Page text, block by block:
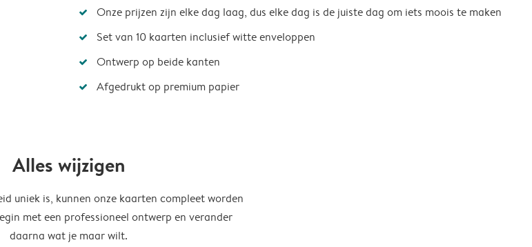
Onze prijzen zijn elke dag laag, dus elke dag is de juiste dag om iets moois te maken
Set van 10 kaarten inclusief witte enveloppen
Ontwerp op beide kanten
Afgedrukt op premium papier
Alles wijzigen
uniek is, kunnen onze kaarten compleet worden
met een professioneel ontwerp en verander
daarna wat je maar wilt.